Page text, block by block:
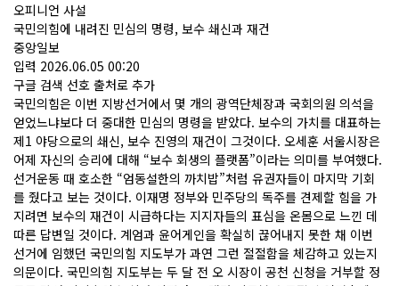
오피니언 사설
국민의힘에 내려진 민심의 명령, 보수 쇄신과 재건
중앙일보
입력 2026.06.05 00:20
구글 검색 선호 출처로 추가
국민의힘은 이번 지방선거에서 몇 개의 광역단체장과 국회의원 의석을
얻었느냐보다 더 중대한 민심의 명령을 받았다. 보수의 가치를 대표하는
제1 야당으로의 쇄신, 보수 진영의 재건이 그것이다. 오세훈 서울시장은
어제 자신의 승리에 대해 “보수 회생의 플랫폼”이라는 의미를 부여했다.
선거운동 때 호소한 “엄동설한의 까치밥”처럼 유권자들이 마지막 기회
를 줬다고 보는 것이다. 이재명 정부와 민주당의 독주를 견제할 힘을 가
지려면 보수의 재건이 시급하다는 지지자들의 표심을 온몸으로 느낀 데
따른 답변일 것이다. 계엄과 윤어게인을 확실히 끊어내지 못한 채 이번
선거에 임했던 국민의힘 지도부가 과연 그런 절절함을 체감하고 있는지
의문이다. 국민의힘 지도부는 두 달 전 오 시장이 공천 신청을 거부할 정